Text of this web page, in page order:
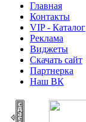
Главная
Контакты
VIP - Каталог
Реклама
Виджеты
Скачать сайт
Партнерка
Наш ВК